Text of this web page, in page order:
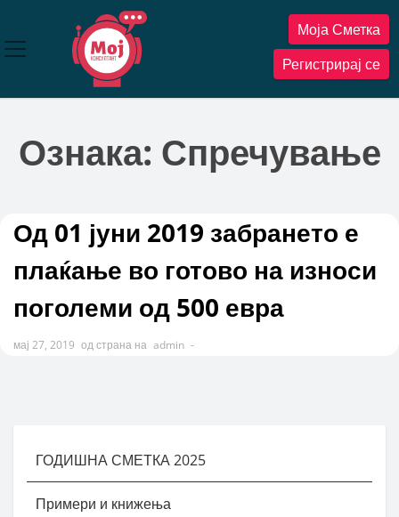
содржината
Моја Сметка
Регистрирај се
Ознака: Спречување
Од 01 јуни 2019 забрането е
плаќање во готово на износи
поголеми од 500 евра
мај 27, 2019 од страна на admin -
ГОДИШНА СМЕТКА 2025
Примери и книжења